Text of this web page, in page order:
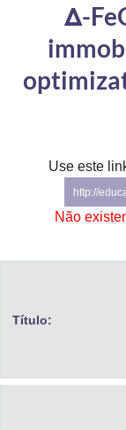
Controladoria-Geral da
Ministério da Mulher, da
Gabinete de Segurança
Advocacia-Geral da União
Δ-
Use este
http://
Não
Título: